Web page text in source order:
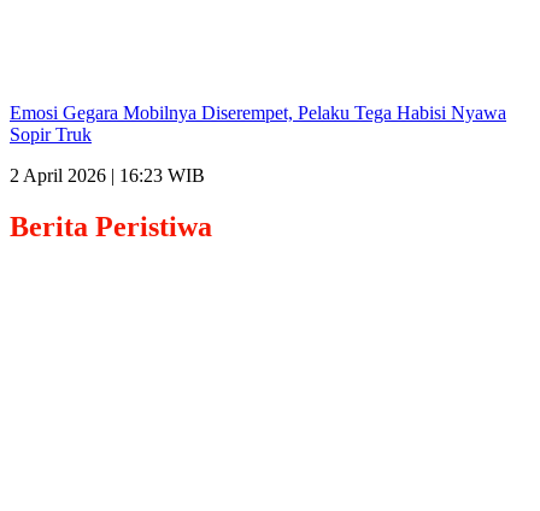
Emosi Gegara Mobilnya Diserempet, Pelaku Tega Habisi Nyawa
Sopir Truk
2 April 2026 | 16:23 WIB
Berita Peristiwa